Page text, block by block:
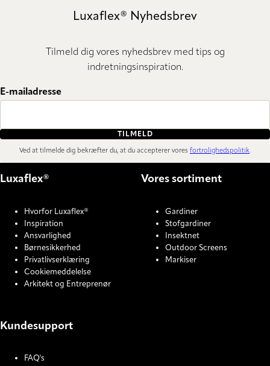
Luxaflex® Nyhedsbrev
Tilmeld dig vores nyhedsbrev med tips og
indretningsinspiration.
E-mailadresse
TILMELD
Ved at tilmelde dig bekræfter du, at du accepterer vores fortrolighedspolitik.
Luxaflex®
Hvorfor Luxaflex®
Inspiration
Ansvarlighed
Børnesikkerhed
Privatlivserklæring
Cookiemeddelelse
Arkitekt og Entreprenør
Vores sortiment
Gardiner
Stofgardiner
Insektnet
Outdoor Screens
Markiser
Kundesupport
FAQ's